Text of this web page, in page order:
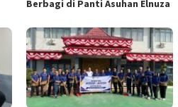
Berbagi di Panti Asuhan Elnuza